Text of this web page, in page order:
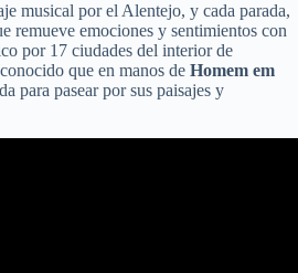
musical por el Alentejo, y cada parada,
remueve emociones y sentimientos con
por 17 ciudades del interior de
que en manos de Homem em
para pasear por sus paisajes y